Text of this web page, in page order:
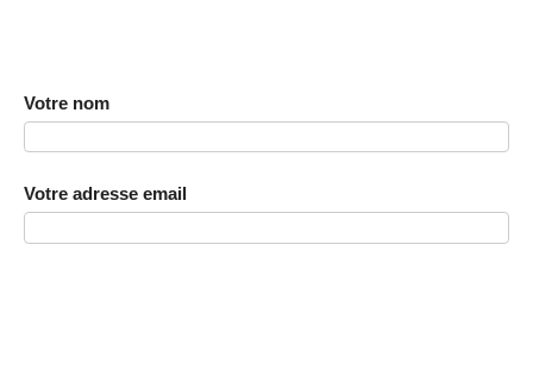
Votre nom
Votre adresse email